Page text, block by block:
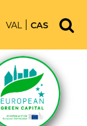
VAL CAS